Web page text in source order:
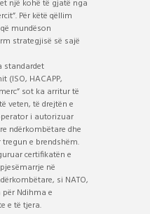
një kohë të gjatë nga
Për këtë qëllim
mundëson
strategjisë së sajë
standardet
(ISO, HACAPP,
sot ka arritur të
veten, të drejtën e
i autorizuar
ndërkombëtare dhe
e brendshëm.
certifikatën e
në
si NATO,
për Ndihma e
e të tjera.